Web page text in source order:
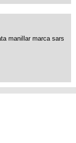
manillar marca sars